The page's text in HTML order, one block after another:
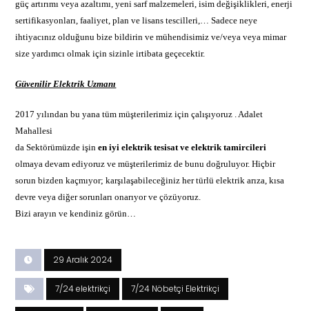
güç artırımı veya azaltımı, yeni sarf malzemeleri, isim değişiklikleri, enerji
sertifikasyonları, faaliyet, plan ve lisans tescilleri,… Sadece neye
ihtiyacınız olduğunu bize bildirin ve mühendisimiz ve/veya veya mimar
size yardımcı olmak için sizinle irtibata geçecektir.
Güvenilir Elektrik Uzmanı
2017 yılından bu yana tüm müşterilerimiz için çalışıyoruz . Adalet
Mahallesi
da Sektörümüzde işinen iyielektriktesisat ve elektrik tamircileri
olmaya devam ediyoruz ve müşterilerimiz de bunu doğruluyor. Hiçbir
sorun bizden kaçmıyor; karşılaşabileceğiniz her türlü elektrik arıza, kısa
devre veya diğer sorunları onarıyor ve çözüyoruz.
Bizi arayın ve kendiniz görün…
29 Aralık 2024
7/24 elektrikçi 7/24 Nöbetçi Elektrikçi